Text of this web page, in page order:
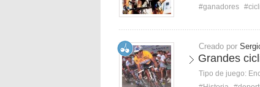
#ganadores
Creado por
Grandes
Tipo de juego: